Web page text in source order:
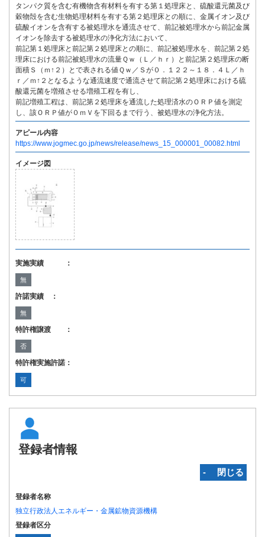
タンパク質を含む有機物含有材料を有する第１処理床と、硫酸還元菌及び
穀物殻を含む生物処理材料を有する第２処理床との順に、金属イオン及び
硫酸イオンを含有する被処理水を通流させて、前記被処理水から前記金属
イオンを除去する被処理水の浄化方法において、
前記第１処理床と前記第２処理床との順に、前記被処理水を、前記第２処
理床における前記被処理水の流量Ｑｗ（Ｌ／ｈｒ）と前記第２処理床の断
面積Ｓ（ｍ↑２）とで表される値Ｑｗ／Ｓが０．１２２～１８．４Ｌ／ｈ
ｒ／ｍ↑２となるような通流速度で通流させて前記第２処理床における硫
酸還元菌を増殖させる増殖工程を有し、
前記増殖工程は、前記第２処理床を通流した処理済水のＯＲＰ値を測定
し、該ＯＲＰ値が０ｍＶを下回るまで行う、被処理水の浄化方法。
アピール内容
https://www.jogmec.go.jp/news/release/news_15_000001_00082.html
イメージ図
実施実績 ：
無
許諾実績 ：
無
特許権譲渡 ：
否
特許権実施許諾：
可
登録者情報
‐ 閉じる
登録者名称
独立行政法人エネルギー・金属鉱物資源機構
登録者区分